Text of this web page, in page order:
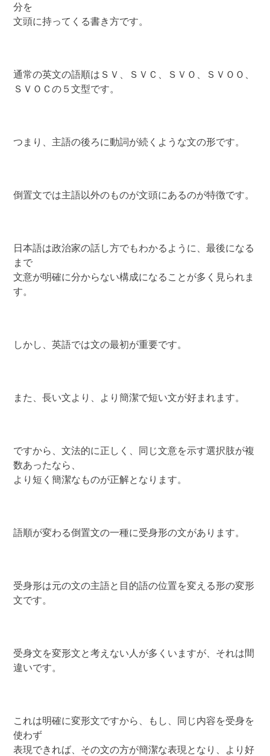
分を
文頭に持ってくる書き方です。
通常の英文の語順はＳＶ、ＳＶＣ、ＳＶＯ、ＳＶＯＯ、
ＳＶＯＣの５文型です。
つまり、主語の後ろに動詞が続くような文の形です。
倒置文では主語以外のものが文頭にあるのが特徴です。
日本語は政治家の話し方でもわかるように、最後になる
まで
文意が明確に分からない構成になることが多く見られま
す。
しかし、英語では文の最初が重要です。
また、長い文より、より簡潔で短い文が好まれます。
ですから、文法的に正しく、同じ文意を示す選択肢が複
数あったなら、
より短く簡潔なものが正解となります。
語順が変わる倒置文の一種に受身形の文があります。
受身形は元の文の主語と目的語の位置を変える形の変形
文です。
受身文を変形文と考えない人が多くいますが、それは間
違いです。
これは明確に変形文ですから、もし、同じ内容を受身を
使わず
表現できれば、その文の方が簡潔な表現となり、より好